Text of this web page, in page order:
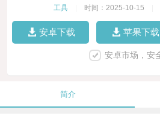
工具 时间：2025-10-15
安卓下载 苹果下载
安卓市场，安
简介